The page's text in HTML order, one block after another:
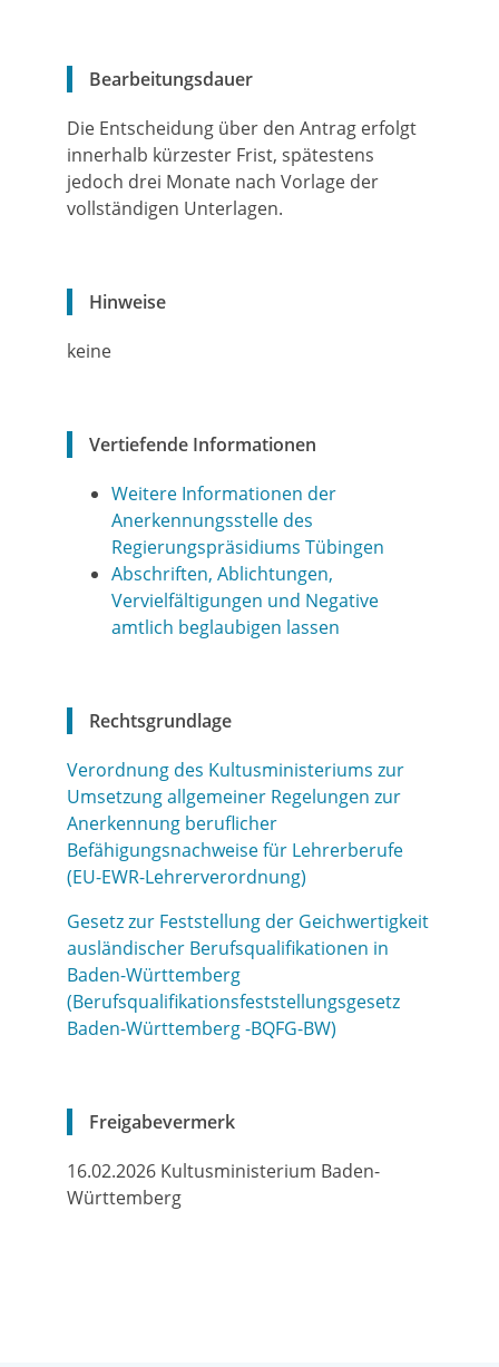
Bearbeitungsdauer
Die Entscheidung über den Antrag erfolgt
innerhalb kürzester Frist, spätestens
jedoch drei Monate nach Vorlage der
vollständigen Unterlagen.
Hinweise
keine
Vertiefende Informationen
Weitere Informationen der
Anerkennungsstelle des
Regierungspräsidiums Tübingen
Abschriften, Ablichtungen,
Vervielfältigungen und Negative
amtlich beglaubigen lassen
Rechtsgrundlage
Verordnung des Kultusministeriums zur
Umsetzung allgemeiner Regelungen zur
Anerkennung beruflicher
Befähigungsnachweise für Lehrerberufe
(EU-EWR-Lehrerverordnung)
Gesetz zur Feststellung der Geichwertigkeit
ausländischer Berufsqualifikationen in
Baden-Württemberg
(Berufsqualifikationsfeststellungsgesetz
Baden-Württemberg -BQFG-BW)
Freigabevermerk
16.02.2026 Kultusministerium Baden-
Württemberg